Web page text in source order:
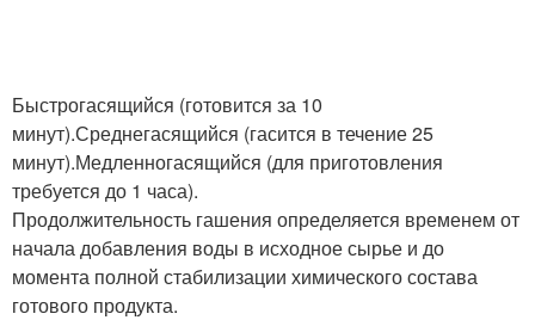
Быстрогасящийся (готовится за 10
минут).Среднегасящийся (гасится в течение 25
минут).Медленногасящийся (для приготовления
требуется до 1 часа).
Продолжительность гашения определяется временем от
начала добавления воды в исходное сырье и до
момента полной стабилизации химического состава
готового продукта.